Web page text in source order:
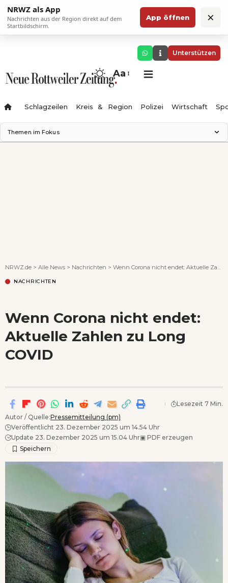
NRWZ als App
Nachrichten aus der Region direkt auf dem
Startbildschirm.
App öffnen ×
Unterstützen
Aa
Schlagzeilen Kreis & Region Polizei Wirtschaft
Themen im Fokus
NRWZ.de > Alle News > Nachrichten > Wenn Corona nicht endet: Aktuelle Zahlen zu Long COVID
NACHRICHTEN
Wenn Corona nicht endet:
Aktuelle Zahlen zu Long
COVID
Autor / Quelle:Pressemitteilung (pm)
Veröffentlicht 23. Dezember 2025 um 14.54 Uhr
Update 23. Dezember 2025 um 15.04 Uhr▣ PDF erzeugen
Lesezeit 7 Min.